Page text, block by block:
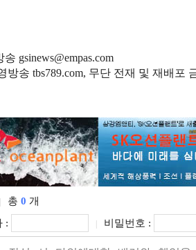
송 gsinews@empas.com
방송 tbs789.com, 무단 전재 및 재배포
총 0 개
:
비밀번호 :